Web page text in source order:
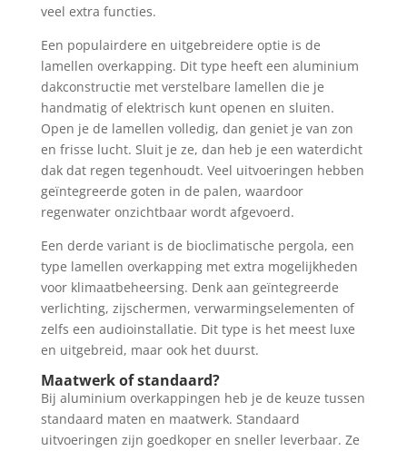
veel extra functies.
Een populairdere en uitgebreidere optie is de
lamellen overkapping. Dit type heeft een aluminium
dakconstructie met verstelbare lamellen die je
handmatig of elektrisch kunt openen en sluiten.
Open je de lamellen volledig, dan geniet je van zon
en frisse lucht. Sluit je ze, dan heb je een waterdicht
dak dat regen tegenhoudt. Veel uitvoeringen hebben
geïntegreerde goten in de palen, waardoor
regenwater onzichtbaar wordt afgevoerd.
Een derde variant is de bioclimatische pergola, een
type lamellen overkapping met extra mogelijkheden
voor klimaatbeheersing. Denk aan geïntegreerde
verlichting, zijschermen, verwarmingselementen of
zelfs een audioinstallatie. Dit type is het meest luxe
en uitgebreid, maar ook het duurst.
Maatwerk of standaard?
Bij aluminium overkappingen heb je de keuze tussen
standaard maten en maatwerk. Standaard
uitvoeringen zijn goedkoper en sneller leverbaar. Ze